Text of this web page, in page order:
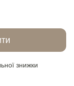
знижки